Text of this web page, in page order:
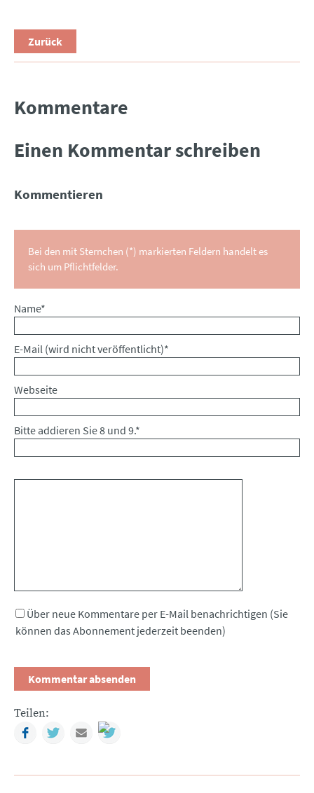
Zurück
Kommentare
Einen Kommentar schreiben
Kommentieren
Bei den mit Sternchen (*) markierten Feldern handelt es
sich um Pflichtfelder.
Pflichtfeld
Name*
Pflichtfeld
E-Mail (wird nicht veröffentlicht)*
Webseite
Bitte addieren Sie 8 und 9.*
Über neue Kommentare per E-Mail benachrichtigen (Sie
können das Abonnement jederzeit beenden)
Teilen:
FacebookTwitterMail